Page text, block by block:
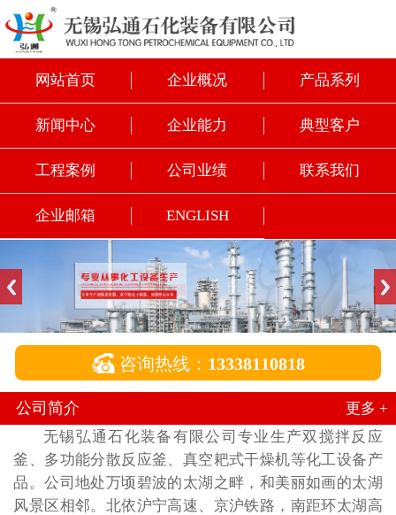
网站首页 企业概况 产品系列
新闻中心 企业能力 典型客户
工程案例 公司业绩 联系我们
企业邮箱 ENGLISH
 咨询热线： 13338110818
公司简介
更多 +
无锡弘通石化装备有限公司专业生产双搅拌反应
釜、多功能分散反应釜、真空耙式干燥机等化工设备产
品。公司地处万顷碧波的太湖之畔，和美丽如画的太湖
风景区相邻。北依沪宁高速、京沪铁路，南距环太湖高